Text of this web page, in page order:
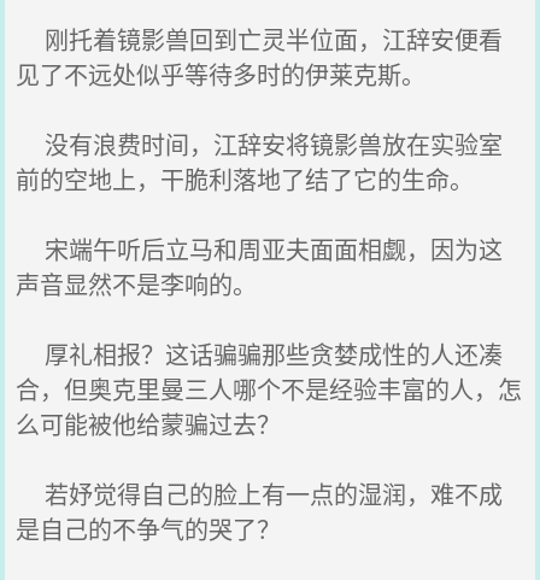
刚托着镜影兽回到亡灵半位面，江辞安便看
见了不远处似乎等待多时的伊莱克斯。
没有浪费时间，江辞安将镜影兽放在实验室
前的空地上，干脆利落地了结了它的生命。
宋端午听后立马和周亚夫面面相觑，因为这
声音显然不是李响的。
厚礼相报？这话骗骗那些贪婪成性的人还凑
合，但奥克里曼三人哪个不是经验丰富的人，怎
么可能被他给蒙骗过去？
若妤觉得自己的脸上有一点的湿润，难不成
是自己的不争气的哭了？